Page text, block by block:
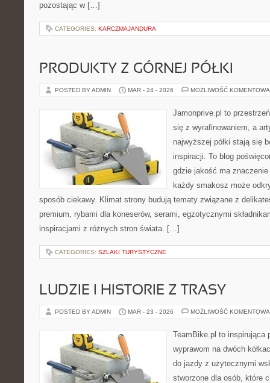
pozostając w […]
CATEGORIES: KARCZMAJANDURA
PRODUKTY Z GÓRNEJ PÓŁKI
POSTED BY ADMIN MAR - 24 - 2026 MOŻLIWOŚĆ
Jamonprive.pl to
się z wyrafinowaniem, a
najwyższej półki stają się
inspiracji. To blog
gdzie jakość ma
każdy smakosz może
sposób ciekawy. Klimat strony budują tematy związane z
premium, rybami dla koneserów, serami, egzotycznymi
inspiracjami z różnych stron świata. […]
CATEGORIES: SZLAKI TURYSTYCZNE
LUDZIE I HISTORIE Z TRASY
POSTED BY ADMIN MAR - 23 - 2026 MOŻLIWOŚĆ
TeamBike.pl to inspirująca
wyprawom na dwóch
do jazdy z użytecznymi
stworzone dla osób, które